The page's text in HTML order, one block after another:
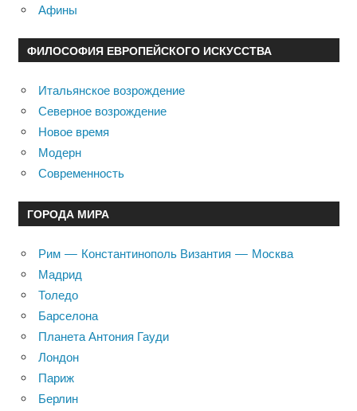
Афины
ФИЛОСОФИЯ ЕВРОПЕЙСКОГО ИСКУССТВА
Итальянское возрождение
Северное возрождение
Новое время
Модерн
Современность
ГОРОДА МИРА
Рим — Константинополь Византия — Москва
Мадрид
Толедо
Барселона
Планета Антония Гауди
Лондон
Париж
Берлин